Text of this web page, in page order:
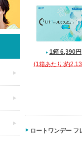
1箱 6,390円
(1箱あたり:約
ロートワンデー フ